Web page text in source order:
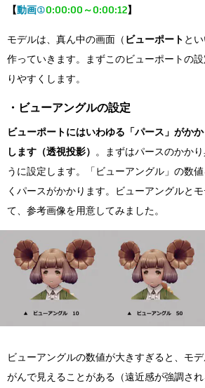
【動画①0:00:00～0:00:12】
モデルは、真ん中の画面（ ビューポート と
作っていきます。まずこのビューポートの
りやすくします。
・ビューアングルの設定
ビューポートにはいわゆる「パース」がか
します（透視投影） 。まずはパースのかか
うに設定します。「ビューアングル」の数
くパースがかかります。ビューアングルと
て、参考画像を用意してみました。
ビューアングルの数値が大きすぎると、モ
がんで見えることがある（遠近感が強調さ